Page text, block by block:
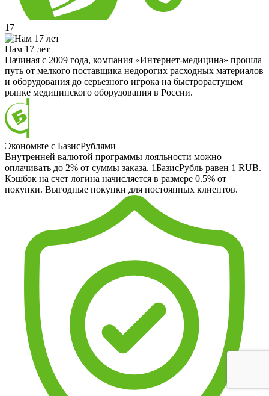
17
Нам 17 лет
Начиная с 2009 года, компания «Интернет-медицина» прошла
путь от мелкого поставщика недорогих расходных материалов
и оборудования до серьезного игрока на быстрорастущем
рынке медицинского оборудования в России.
Экономьте с БазисРублями
Внутренней валютой программы лояльности можно
оплачивать до 2% от суммы заказа. 1БазисРубль равен 1 RUB.
Кэшбэк на счет логина начисляется в размере 0.5% от
покупки. Выгодные покупки для постоянных клиентов.